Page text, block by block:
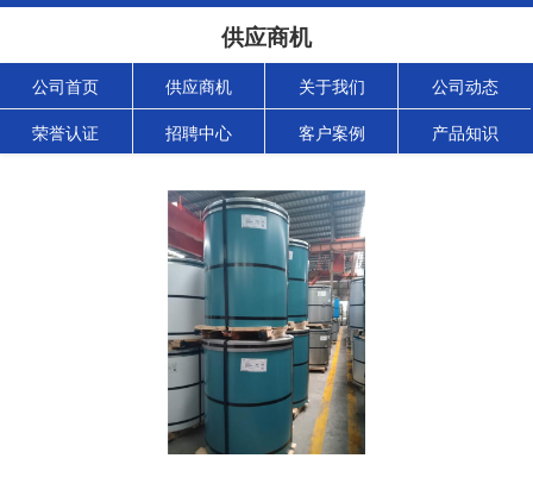
供应商机
公司首页 供应商机 关于我们 公司动态
荣誉认证 招聘中心 客户案例 产品知识